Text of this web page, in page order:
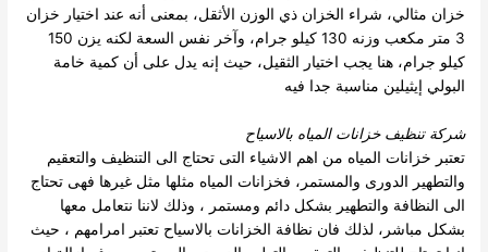
خزان مثالي، شراء الخزان ذي الوزن الأثقل، بمعنى أنه عند اختيار خزان
3 متر مكعب وزنه 130 كيلو جرام، وآخر نفس السعة لكنه يزن 150
كيلو جرام، هنا يجب اختيار الثقيل، حيث إنه يدل على أن كمية خامة
البولي إيثيلين مناسبة جدا فيه
شركة تنظيف خزانات المياه بالاسياح
تعتبر خزانات المياه من اهم الاشياء التى تحتاج الى التنظيف والتعقيم
والتطهير الدورى والمستمر، فخزانات المياه مثلها مثل غيرها فهى تحتاج
الى النظافة والتطهير بشكل دائم ومستمر ، وذلك لاننا نتعامل معها
بشكل مباشر، لذلك فان نظافة الخزانات بالاسياح تعتبر امرامهم ، حيث